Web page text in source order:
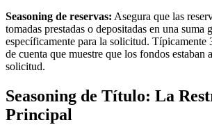
Seasoning de reservas: Asegura que las
tomadas prestadas o depositadas en una suma
específicamente para la solicitud. Típicamente
de cuenta que muestre que los fondos estaban
solicitud.
Seasoning de Título: La
Principal